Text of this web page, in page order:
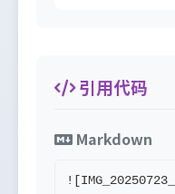
引用代码
Markdown